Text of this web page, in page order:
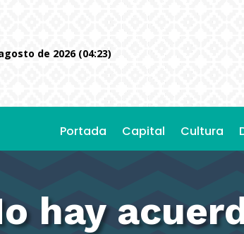
de 2026 (04:23)
Portada Capital Cultura
hay